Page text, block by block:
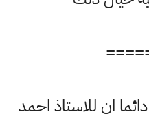
ان للاستاذ احمد